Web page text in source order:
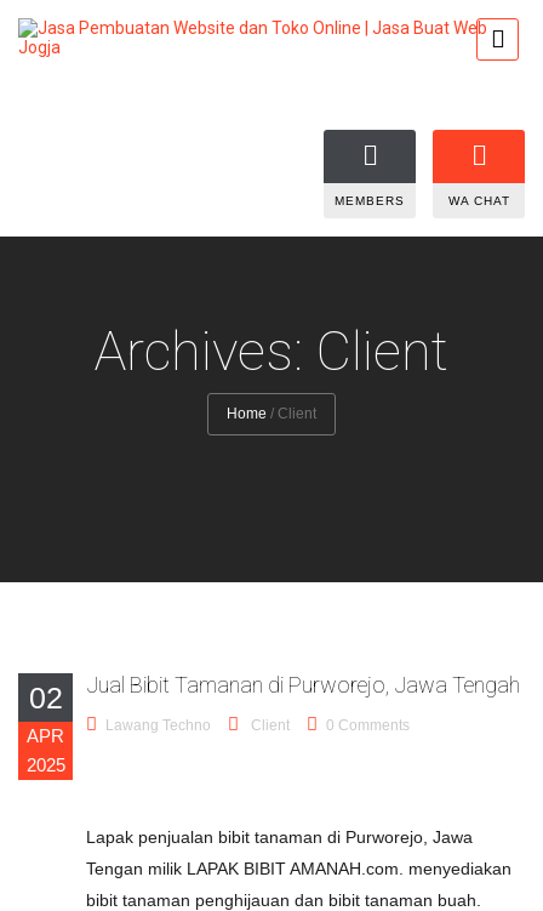
MEMBERS WA CHAT
Archives: Client
Home / Client
02
APR
2025
Jual Bibit Tamanan di Purworejo, Jawa Tengah
Lawang Techno Client 0 Comments
Lapak penjualan bibit tanaman di Purworejo, Jawa
Tengan milik LAPAK BIBIT AMANAH.com. menyediakan
bibit tanaman penghijauan dan bibit tanaman buah.